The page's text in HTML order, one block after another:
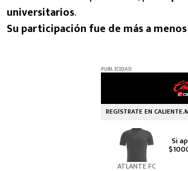
universitarios.
Su participación fue de más a